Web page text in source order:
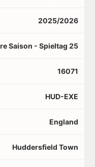
2025/2026
Saison - Spieltag 25
16071
HUD-EXE
England
Huddersfield Town